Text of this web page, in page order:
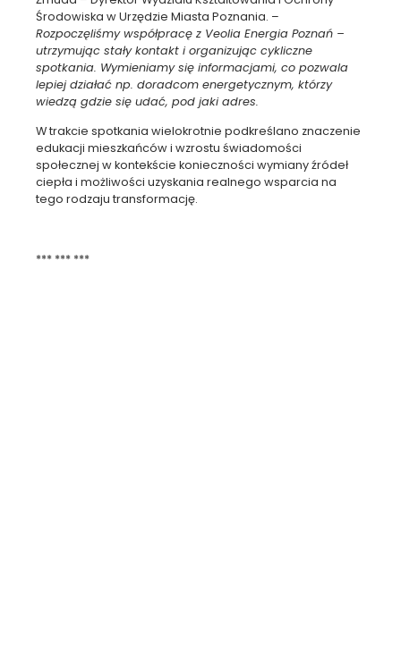
Środowiska w Urzędzie Miasta Poznania. –
Rozpoczęliśmy współpracę z Veolia Energia Poznań –
utrzymując stały kontakt i organizując cykliczne
spotkania. Wymieniamy się informacjami, co pozwala
lepiej działać np. doradcom energetycznym, którzy
wiedzą gdzie się udać, pod jaki adres.
W trakcie spotkania wielokrotnie podkreślano znaczenie
edukacji mieszkańców i wzrostu świadomości
społecznej w kontekście konieczności wymiany źródeł
ciepła i możliwości uzyskania realnego wsparcia na
tego rodzaju transformację.
*** *** ***